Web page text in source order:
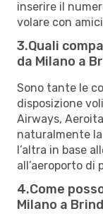
inserire il
volare con
3.Quali
da Milano a
Sono tante le
disposizione
Airways,
naturalmente la
l’altra in base
all’aeroporto
4.Come
Milano a